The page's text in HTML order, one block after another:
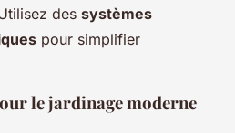
des systèmes
pour simplifier
le jardinage moderne